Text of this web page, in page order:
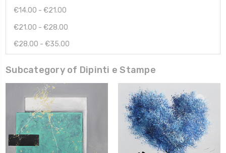
€14.00 - €21.00
€21.00 - €28.00
€28.00 - €35.00
Subcategory of Dipinti e Stampe